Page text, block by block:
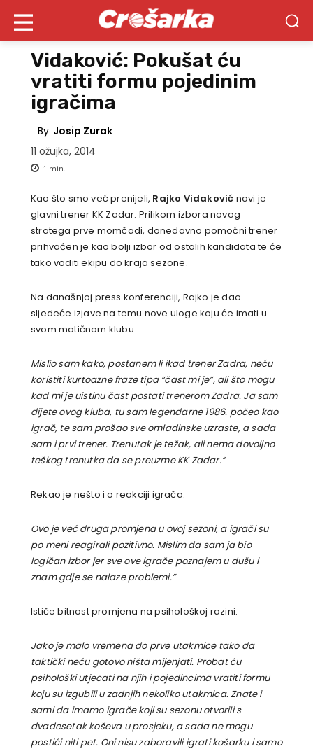
Vidaković: Pokušat ću
vratiti formu pojedinim
igračima
By Josip Zurak
11 ožujka, 2014
1 min.
Kao što smo već prenijeli, Rajko Vidaković novi je
glavni trener KK Zadar. Prilikom izbora novog
stratega prve momčadi, donedavno pomoćni trener
prihvaćen je kao bolji izbor od ostalih kandidata te će
tako voditi ekipu do kraja sezone.
Na današnjoj press konferenciji, Rajko je dao
sljedeće izjave na temu nove uloge koju će imati u
svom matičnom klubu.
Mislio sam kako, postanem li ikad trener Zadra, neću
koristiti kurtoazne fraze tipa “čast mi je”, ali što mogu
kad mi je uistinu čast postati trenerom Zadra. Ja sam
dijete ovog kluba, tu sam legendarne 1986. počeo kao
igrač, te sam prošao sve omladinske uzraste, a sada
sam i prvi trener. Trenutak je težak, ali nema dovoljno
teškog trenutka da se preuzme KK Zadar.”
Rekao je nešto i o reakciji igrača.
Ovo je već druga promjena u ovoj sezoni, a igrači su
po meni reagirali pozitivno. Mislim da sam ja bio
logičan izbor jer sve ove igrače poznajem u dušu i
znam gdje se nalaze problemi.”
Ističe bitnost promjena na psihološkoj razini.
Jako je malo vremena do prve utakmice tako da
taktički neću gotovo ništa mijenjati. Probat ću
psihološki utjecati na njih i pojedincima vratiti formu
koju su izgubili u zadnjih nekoliko utakmica. Znate i
sami da imamo igrače koji su sezonu otvorili s
dvadesetak koševa u prosjeku, a sada ne mogu
postići niti pet. Oni nisu zaboravili igrati košarku i samo